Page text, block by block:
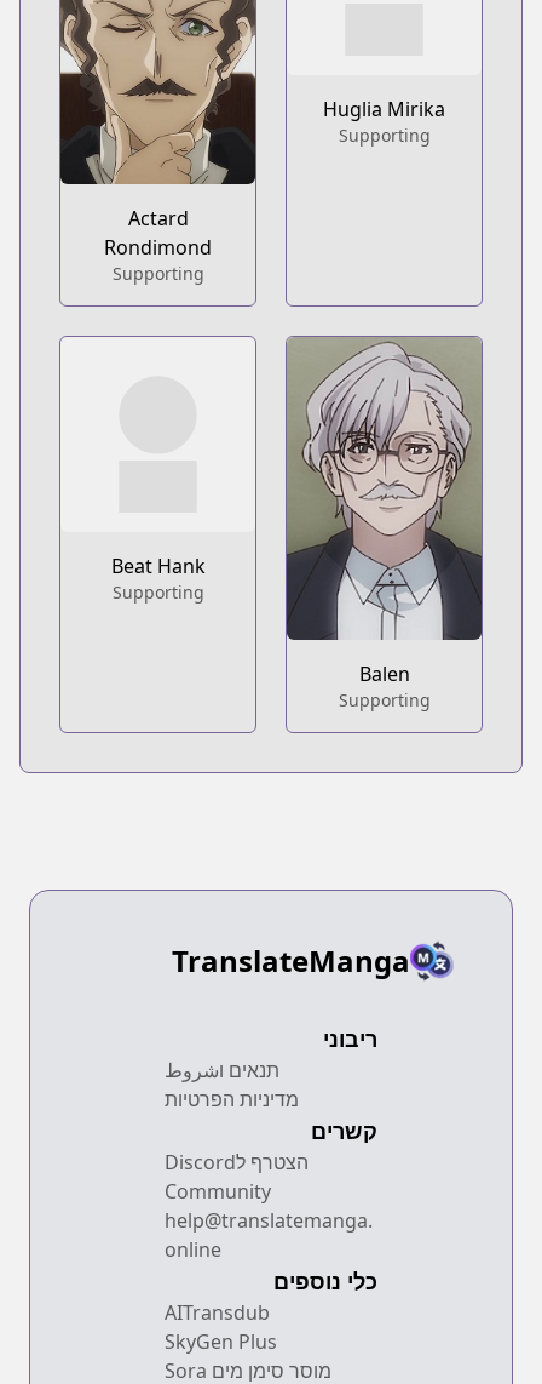
Huglia Mirika
Supporting
Actard
Rondimond
Supporting
Balen
Supporting
Beat Hank
Supporting
TranslateManga
ריבוני
תנאים וشروط
מדיניות הפרטיות
קשרים
הצטרף לDiscord
Community
help@translatemanga.
online
כלי נוספים
AITransdub
SkyGen Plus
מוסר סימן מים Sora